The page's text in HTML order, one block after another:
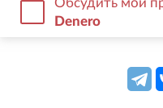
Denero